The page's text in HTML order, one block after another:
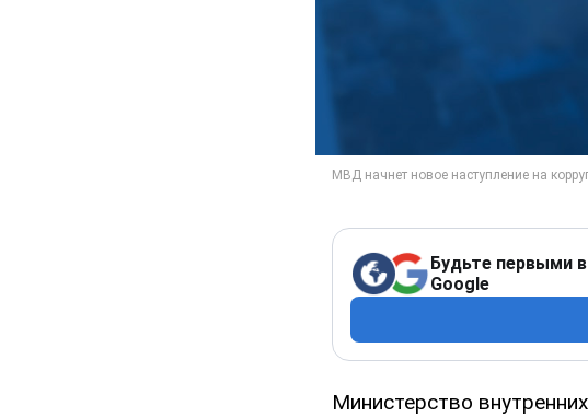
Будьте первыми
Google
Министерство